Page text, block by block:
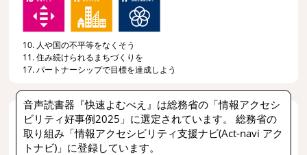
10. 人や国の不平等をなくそう
11. 住み続けられるまちづくりを
17. パートナーシップで目標を達成しよう
音声読書器『快速よむべえ』は総務省の「情報アクセシ
ビリティ好事例2025」に選定されています。 総務省の
取り組み「情報アクセシビリティ支援ナビ(Act-navi アク
トナビ)」に登録しています。